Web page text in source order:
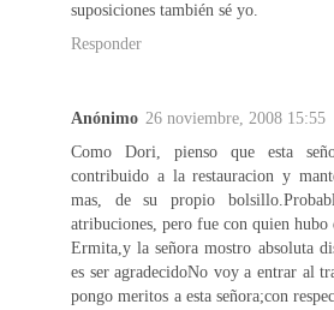
suposiciones también sé yo.
Responder
Anónimo 26 noviembre, 2008 15:55
Como Dori, pienso que esta
contribuido a la restauracion y
mas, de su propio
atribuciones, pero fue con quien
Ermita,y la señora mostro absoluta
es ser agradecidoNo voy a entrar al
pongo meritos a esta señora;con